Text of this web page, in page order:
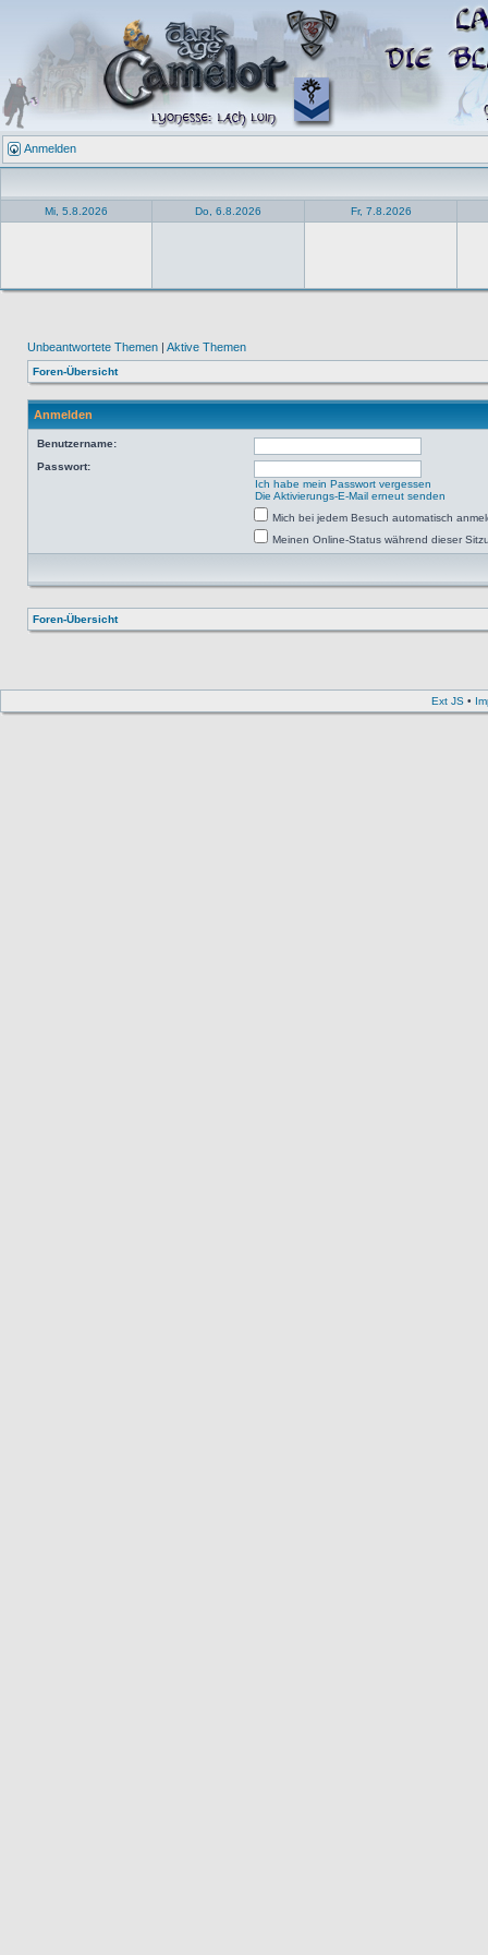
Anmelden
Mi, 5.8.2026 Do, 6.8.2026 Fr, 7.8.2026
Unbeantwortete Themen | Aktive Themen
Foren-Übersicht
Anmelden
Benutzername:
Passwort:
Ich habe mein Passwort vergessen
Die Aktivierungs-E-Mail erneut senden
Mich bei jedem Besuch automatisch
Meinen Online-Status während dieser
Foren-Übersicht
Ext JS •